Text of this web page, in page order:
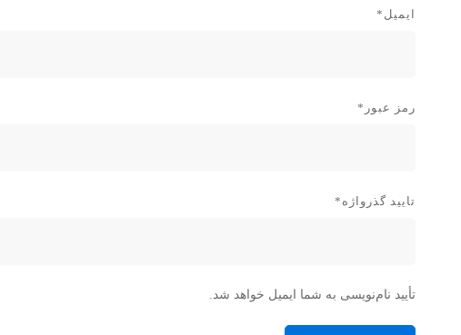
ایمیل *
رمز عبور *
تایید گذرواژه *
تأیید نام‌نویسی به شما ایمیل خواهد شد.